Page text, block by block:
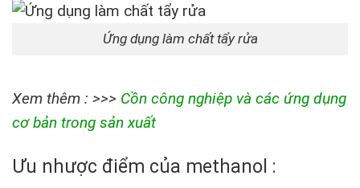
Ứng dụng làm chất tẩy rửa
Xem thêm : >>> Cồn công nghiệp và các ứng dụng
cơ bản trong sản xuất
Ưu nhược điểm của methanol :